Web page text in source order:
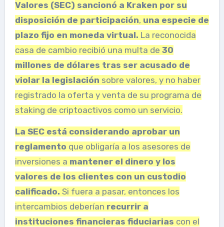
Valores (SEC) sancionó a Kraken por su
disposición de participación, una especie de
plazo fijo en moneda virtual. La reconocida
casa de cambio recibió una multa de 30
millones de dólares tras ser acusado de
violar la legislación sobre valores, y no haber
registrado la oferta y venta de su programa de
staking de criptoactivos como un servicio.
La SEC está considerando aprobar un
reglamento que obligaría a los asesores de
inversiones a mantener el dinero y los
valores de los clientes con un custodio
calificado. Si fuera a pasar, entonces los
intercambios deberían recurrir a
instituciones financieras fiduciarias con el